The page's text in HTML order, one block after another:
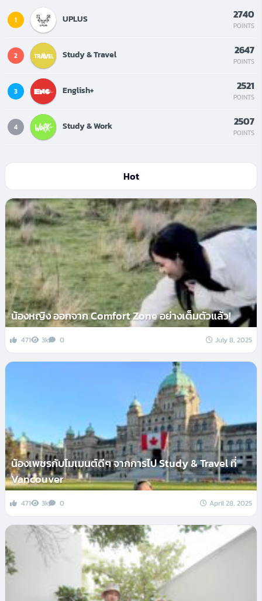
1 UPLUS 2740
POINTS
2 Study & Travel 2647
POINTS
3 English+ 2521
POINTS
4 Study & Work 2507
POINTS
Hot
น้องหญิง ออกจาก Comfort Zone อย่างเต็มตัวแล้ว!
471 3k 0 July 8, 2025
น้องเพชรกับโมเมนต์ดีๆ จากการไป Study & Travel ที่
Vancouver
471 3k 0 April 28, 2025